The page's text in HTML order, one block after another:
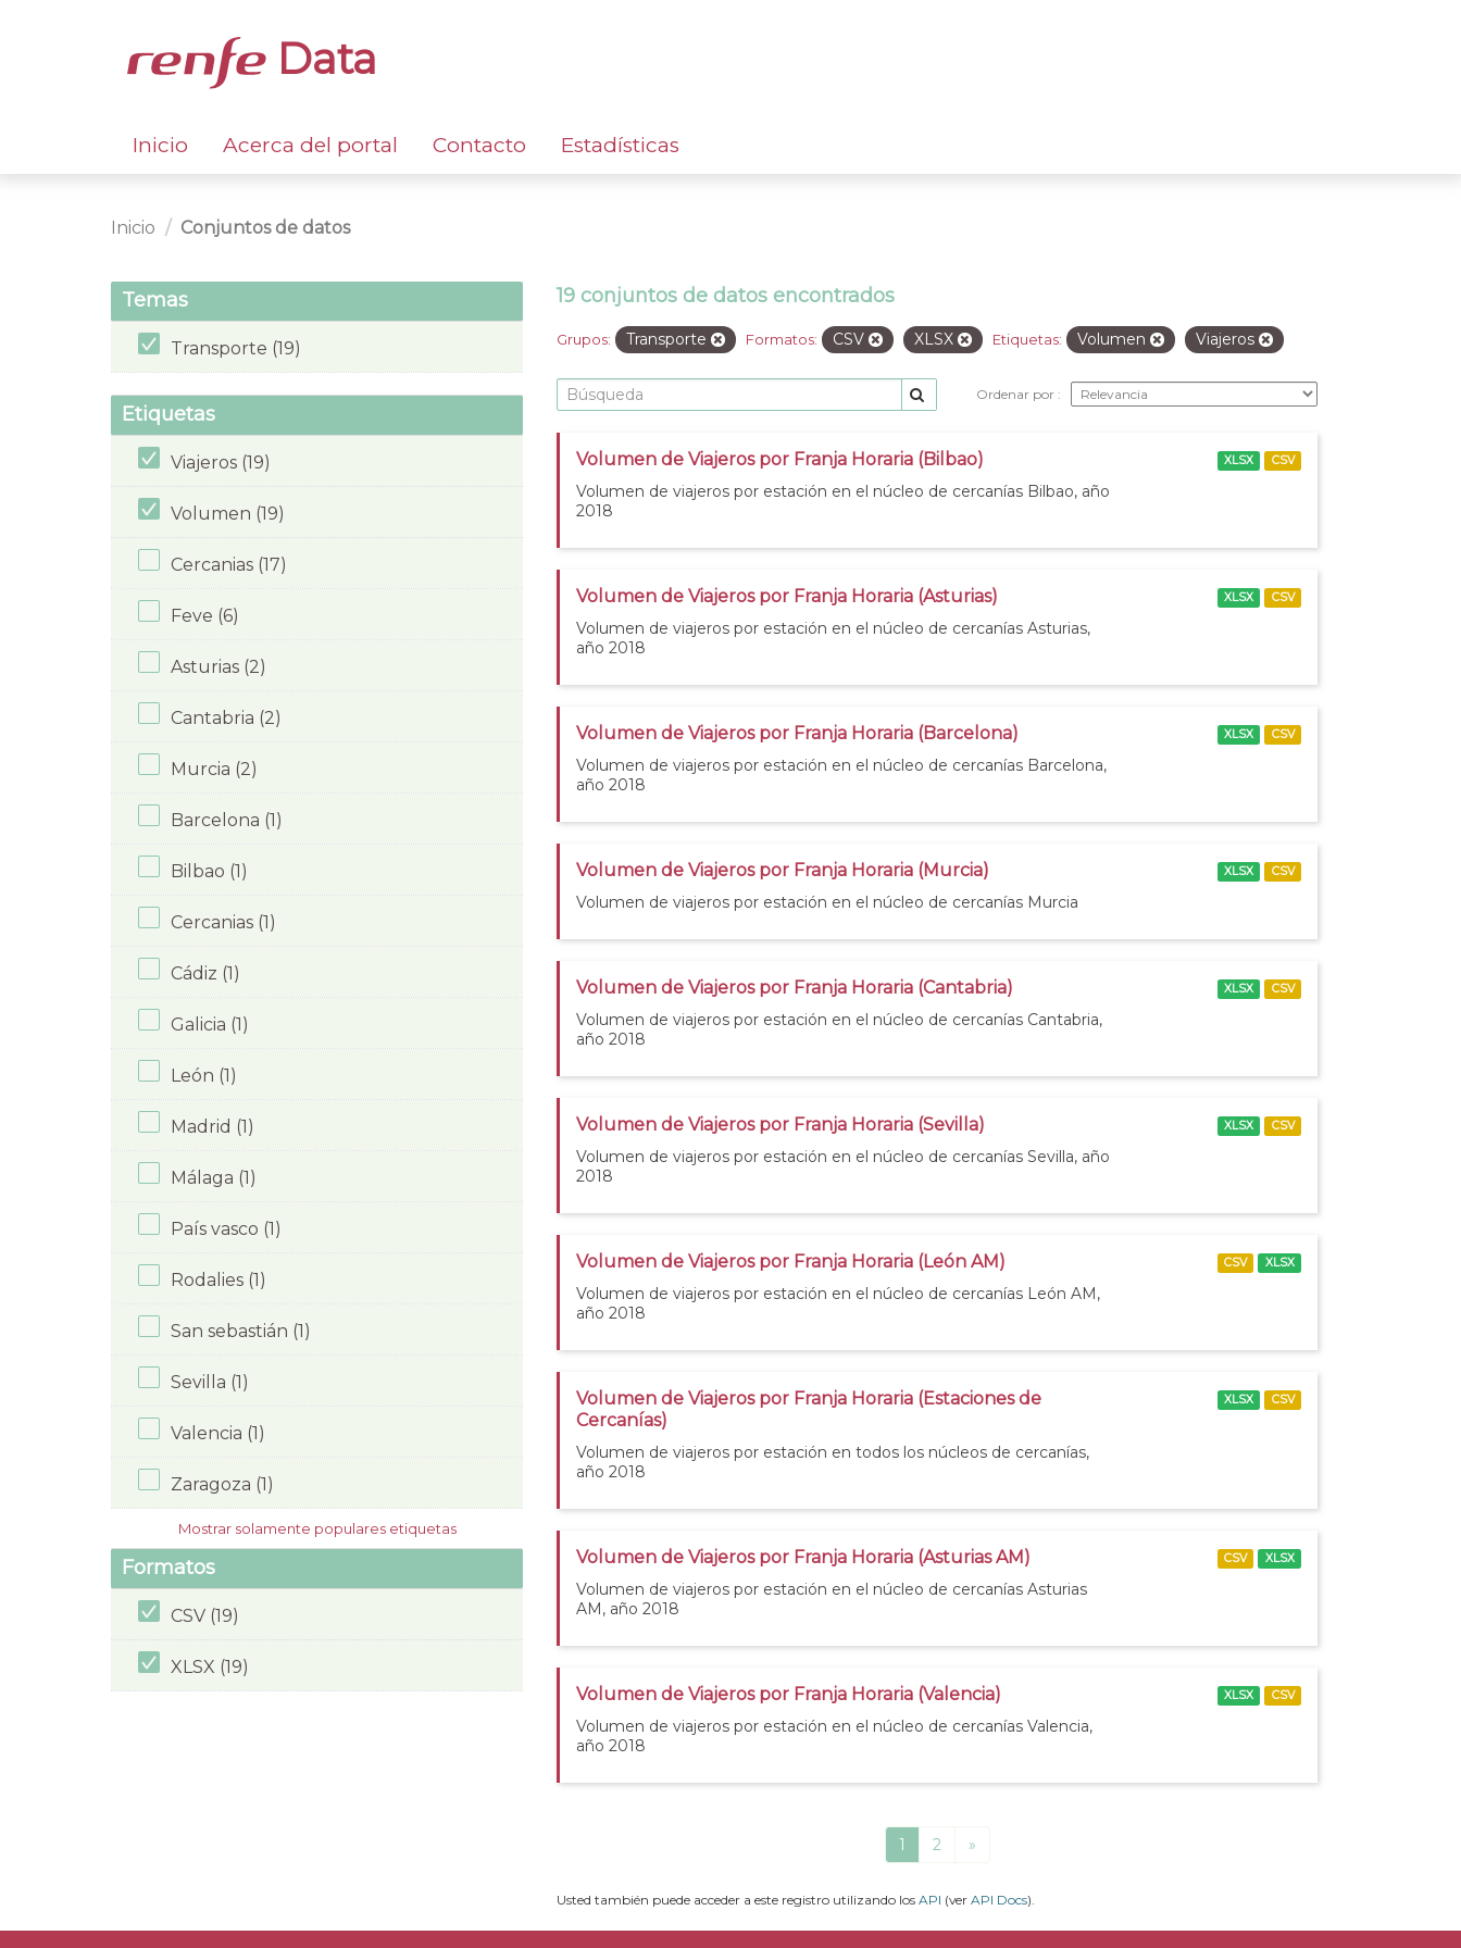
Data
Inicio Acerca del portal Contacto Estadísticas
Inicio Conjuntos de datos
Temas
Transporte (19)
Etiquetas
Viajeros (19)
Volumen (19)
Cercanias (17)
Feve (6)
Asturias (2)
Cantabria (2)
Murcia (2)
Barcelona (1)
Bilbao (1)
Cercanias (1)
Cádiz (1)
Galicia (1)
León (1)
Madrid (1)
Málaga (1)
País vasco (1)
Rodalies (1)
San sebastián (1)
Sevilla (1)
Valencia (1)
Zaragoza (1)
Mostrar solamente populares etiquetas
Formatos
CSV (19)
XLSX (19)
19 conjuntos de datos encontrados
Grupos: Transporte Formatos: CSV XLSX Etiquetas: Volumen Viajeros
Ordenar por
Volumen de Viajeros por Franja Horaria (Bilbao)
Volumen de viajeros por estación en el núcleo de cercanías Bilbao, año
2018
XLSX CSV
Volumen de Viajeros por Franja Horaria (Asturias)
Volumen de viajeros por estación en el núcleo de cercanías Asturias,
año 2018
XLSX CSV
Volumen de Viajeros por Franja Horaria (Barcelona)
Volumen de viajeros por estación en el núcleo de cercanías Barcelona,
año 2018
XLSX CSV
Volumen de Viajeros por Franja Horaria (Murcia)
Volumen de viajeros por estación en el núcleo de cercanías Murcia
XLSX CSV
Volumen de Viajeros por Franja Horaria (Cantabria)
Volumen de viajeros por estación en el núcleo de cercanías Cantabria,
año 2018
XLSX CSV
Volumen de Viajeros por Franja Horaria (Sevilla)
Volumen de viajeros por estación en el núcleo de cercanías Sevilla, año
2018
XLSX CSV
Volumen de Viajeros por Franja Horaria (León AM)
Volumen de viajeros por estación en el núcleo de cercanías León AM,
año 2018
CSV XLSX
Volumen de Viajeros por Franja Horaria (Estaciones de
Cercanías)
Volumen de viajeros por estación en todos los núcleos de cercanías,
año 2018
XLSX CSV
Volumen de Viajeros por Franja Horaria (Asturias AM)
Volumen de viajeros por estación en el núcleo de cercanías Asturias
AM, año 2018
CSV XLSX
Volumen de Viajeros por Franja Horaria (Valencia)
Volumen de viajeros por estación en el núcleo de cercanías Valencia,
año 2018
XLSX CSV
1 2 »
Usted también puede acceder a este registro utilizando los API (ver API Docs).